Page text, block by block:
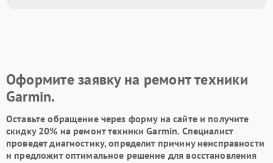
Оформите заявку на ремонт техники
Garmin.
Оставьте обращение через форму на сайте и получите
скидку 20% на ремонт техники Garmin. Специалист
проведет диагностику, определит причину неисправности
и предложит оптимальное решение для восстановления